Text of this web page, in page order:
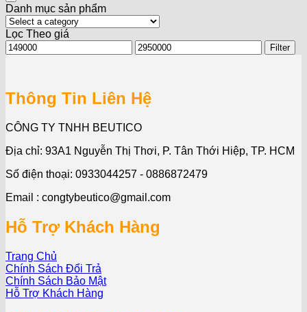
Danh mục sản phẩm
Lọc Theo giá
Min
price
Max
price
Filter
Thông Tin Liên Hệ
CÔNG TY TNHH BEUTICO
Địa chỉ: 93A1 Nguyễn Thị Thơi, P. Tân Thới Hiệp, TP. HCM
Số điện thoại: 0933044257 - 0886872479
Email : congtybeutico@gmail.com
Hỗ Trợ Khách Hàng
Trang Chủ
Chính Sách Đổi Trả
Chính Sách Bảo Mật
Hỗ Trợ Khách Hàng